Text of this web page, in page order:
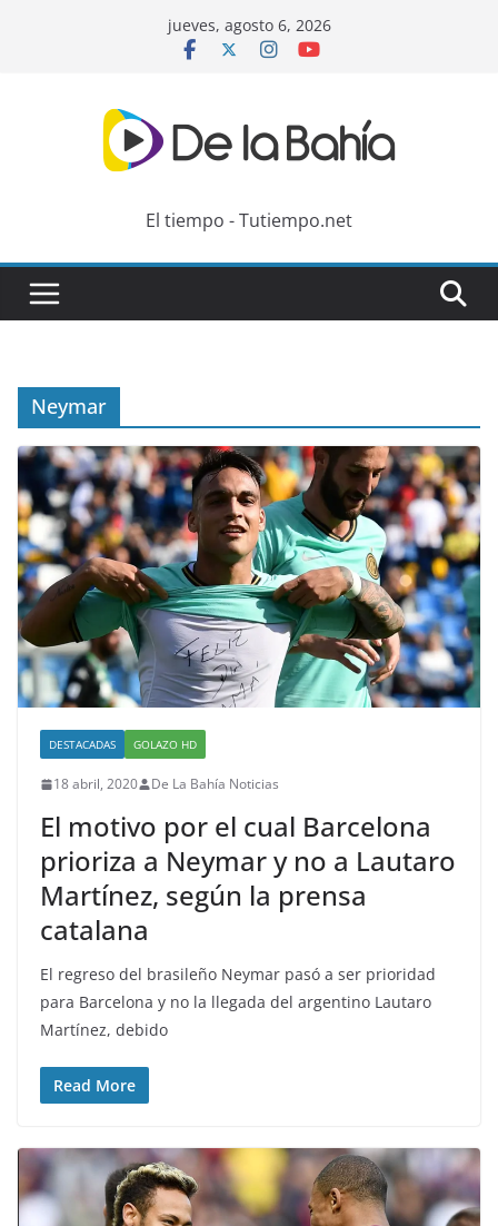
jueves, agosto 6, 2026
El tiempo - Tutiempo.net
Neymar
DESTACADAS GOLAZO HD
18 abril, 2020 De La Bahía Noticias
El motivo por el cual Barcelona
prioriza a Neymar y no a Lautaro
Martínez, según la prensa
catalana
El regreso del brasileño Neymar pasó a ser prioridad
para Barcelona y no la llegada del argentino Lautaro
Martínez, debido
Read More